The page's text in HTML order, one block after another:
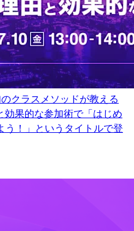
クラスメソッドが教える
効果的な参加術で「はじめ
う！」というタイトルで登